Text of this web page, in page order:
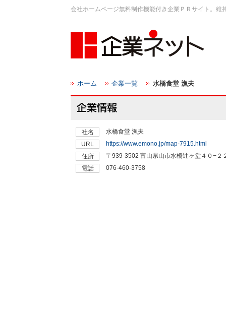
会社ホームページ無料制作機能付き企業ＰＲサイト。
ホーム 企業一覧 水橋食堂 漁夫
社名
水橋食堂 漁夫
URL
https://www.emono.jp/map-7915.html
住所
〒939-3502 富山県山市水橋辻ヶ堂４０−２
電話
076-460-3758